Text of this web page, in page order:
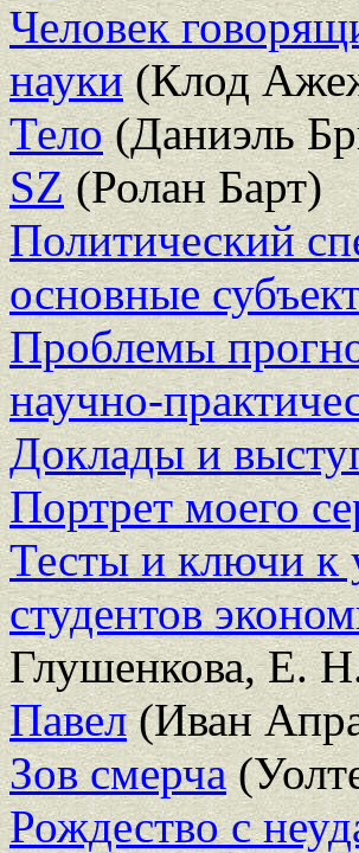
Человек
науки(Клод
Тело(Даниэль
SZ(Ролан Барт)
Политический
основные
Проблемы
научно-
Доклады и
Портрет моего
Тесты и ключи к
студентов
Глушенкова, Е.
Павел(Иван
Зов смерча
Рождество с